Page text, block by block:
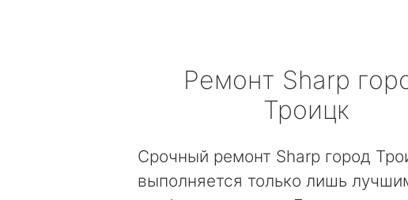
Ремонт Sharp
Троицк
Срочный ремонт Sharp город
выполняется только лишь